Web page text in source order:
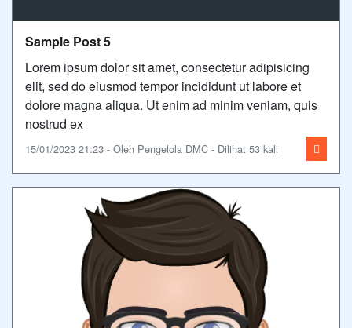
Sample Post 5
Lorem ipsum dolor sit amet, consectetur adipisicing
elit, sed do eiusmod tempor incididunt ut labore et
dolore magna aliqua. Ut enim ad minim veniam, quis
nostrud ex
15/01/2023 21:23 - Oleh Pengelola DMC - Dilihat 53 kali